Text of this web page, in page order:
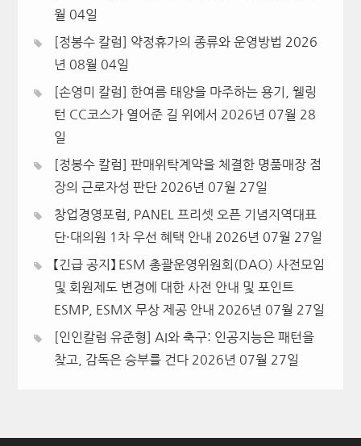
월 04일
[정봉수 칼럼] 약정휴가의 종류와 운영방법 2026
년 08월 04일
[손영미 칼럼] 한여름 태양을 마주하는 용기, 웰링
턴 CC코스가 열어준 길 위에서 2026년 07월 28
일
[정봉수 칼럼] 판매위탁계약을 체결한 명품매장 점
장의 근로자성 판단 2026년 07월 27일
창업경영포럼, PANEL 프리셋 오픈 기념지역대표
단·대의원 1차 우선 혜택 안내 2026년 07월 27일
【긴급 공지】 ESM 총괄운영위원회(DAO) 사전모임
및 회원제도 변경에 대한 사전 안내 및 포인트
ESMP, ESMX 무상 제공 안내 2026년 07월 27일
[인인칼럼 유준형] AI와 축구: 인공지능은 패턴을
찾고, 감독은 승부를 건다 2026년 07월 27일